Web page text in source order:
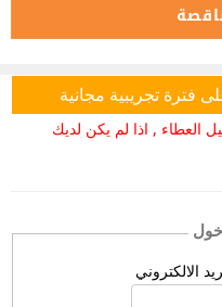
فترة تجريبية مجانية
, اذا لم يكن لديك
الالكتروني